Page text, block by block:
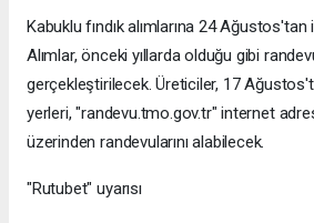
Kabuklu fındık alımlarına 24
Alımlar, önceki yıllarda olduğu gibi
gerçekleştirilecek. Üreticiler, 17
yerleri, "randevu.tmo.gov.tr" internet
üzerinden randevularını alabilecek.
"Rutubet" uyarısı